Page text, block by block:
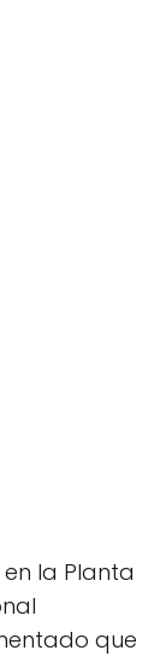
la Planta
que